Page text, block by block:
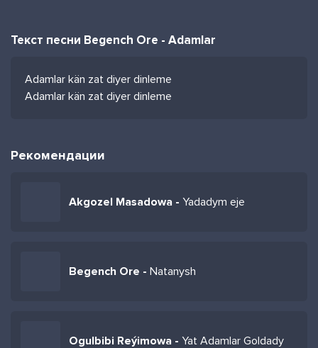
Текст песни Begench Ore - Adamlar
Adamlar kän zat diyer dinleme
Adamlar kän zat diyer dinleme
Рекомендации
Akgozel Masadowa - Yadadym eje
Begench Ore - Natanysh
Ogulbibi Reýimowa - Yat Adamlar Goldady